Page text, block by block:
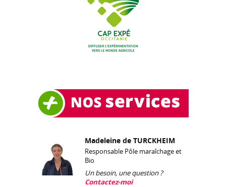
Madeleine de TURCKHEIM
Responsable Pôle maraîchage et
Bio
Un besoin, une question ?
Contactez-moi